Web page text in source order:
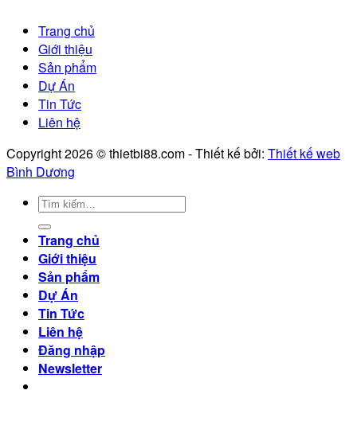
Trang chủ
Giới thiệu
Sản phẩm
Dự Án
Tin Tức
Liên hệ
Copyright 2026 © thietbi88.com - Thiết kế bởi: Thiết kế web
Bình Dương
Trang chủ
Giới thiệu
Sản phẩm
Dự Án
Tin Tức
Liên hệ
Đăng nhập
Newsletter